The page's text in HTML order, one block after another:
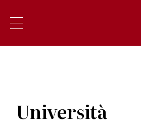
Università